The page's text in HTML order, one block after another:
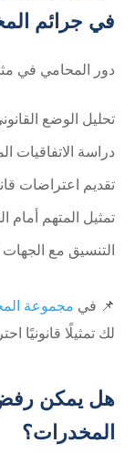
في جرائم
دور المحامي في
تحليل الوضع
دراسة الاتفاقيات
تقديم اعتراضات
تمثيل المتهم أمام
التنسيق مع الجهات
📌 في مجموعة
لك تمثيلًا قانونيًا
هل يمكن رفض
المخدرات؟